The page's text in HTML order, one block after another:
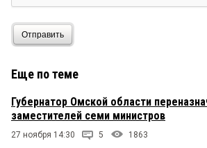
Отправить
Еще по теме
Губернатор Омской области
заместителей семи министров
27 ноября 14:30 5 1863